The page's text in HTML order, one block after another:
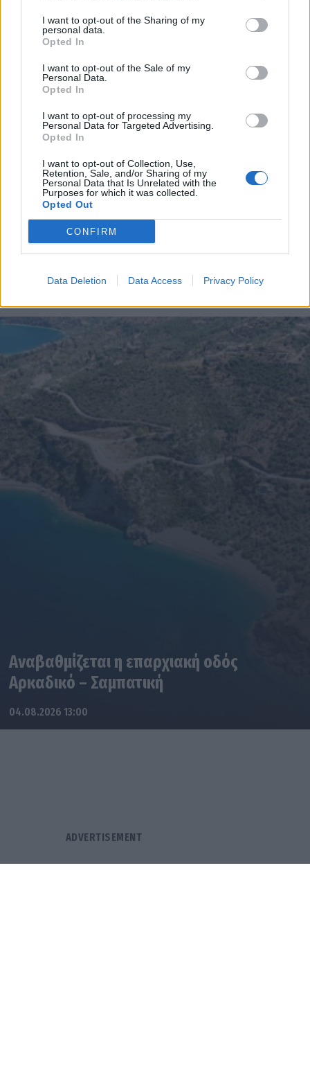
I want to opt-out of the Sharing of my
personal data.
Opted In
I want to opt-out of the Sale of my
Personal Data.
Opted In
I want to opt-out of processing my
Personal Data for Targeted Advertising.
Opted In
I want to opt-out of Collection, Use,
Retention, Sale, and/or Sharing of my
Personal Data that Is Unrelated with the
Purposes for which it was collected.
Opted Out
CONFIRM
Data Deletion Data Access Privacy Policy
Διακοπή ρεύματος την Πέμπτη στην Γορτυνία
Πολύωρη διακοπή ρεύματος την Πέμπτη σε
οικισμό του Δήμου Μεγαλόπολης
Διακοπή ρεύματος την Κυριακή στην Γορτυνία
Διάβασε περισσότερα
Δήμος Γορτυνίας Αρκαδία
Αναβαθμίζεται η επαρχιακή οδός
Αρκαδικό – Σαμπατική
04.08.2026 13:00